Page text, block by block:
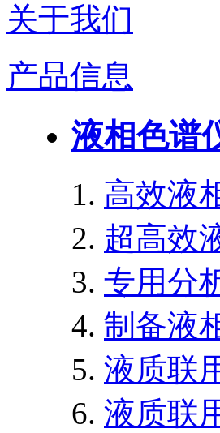
关于我们
产品信息
液相色谱
高效液
超高效
专用分
制备液
液质联
液质联